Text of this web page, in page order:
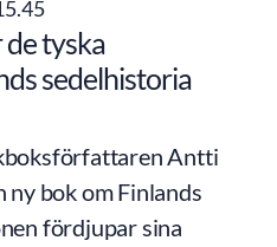
tyska
sedelhistoria
Antti
bok om Finlands
fördjupar sina